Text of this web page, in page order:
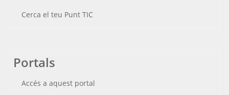
Cerca el teu Punt TIC
Portals
Accés a aquest portal